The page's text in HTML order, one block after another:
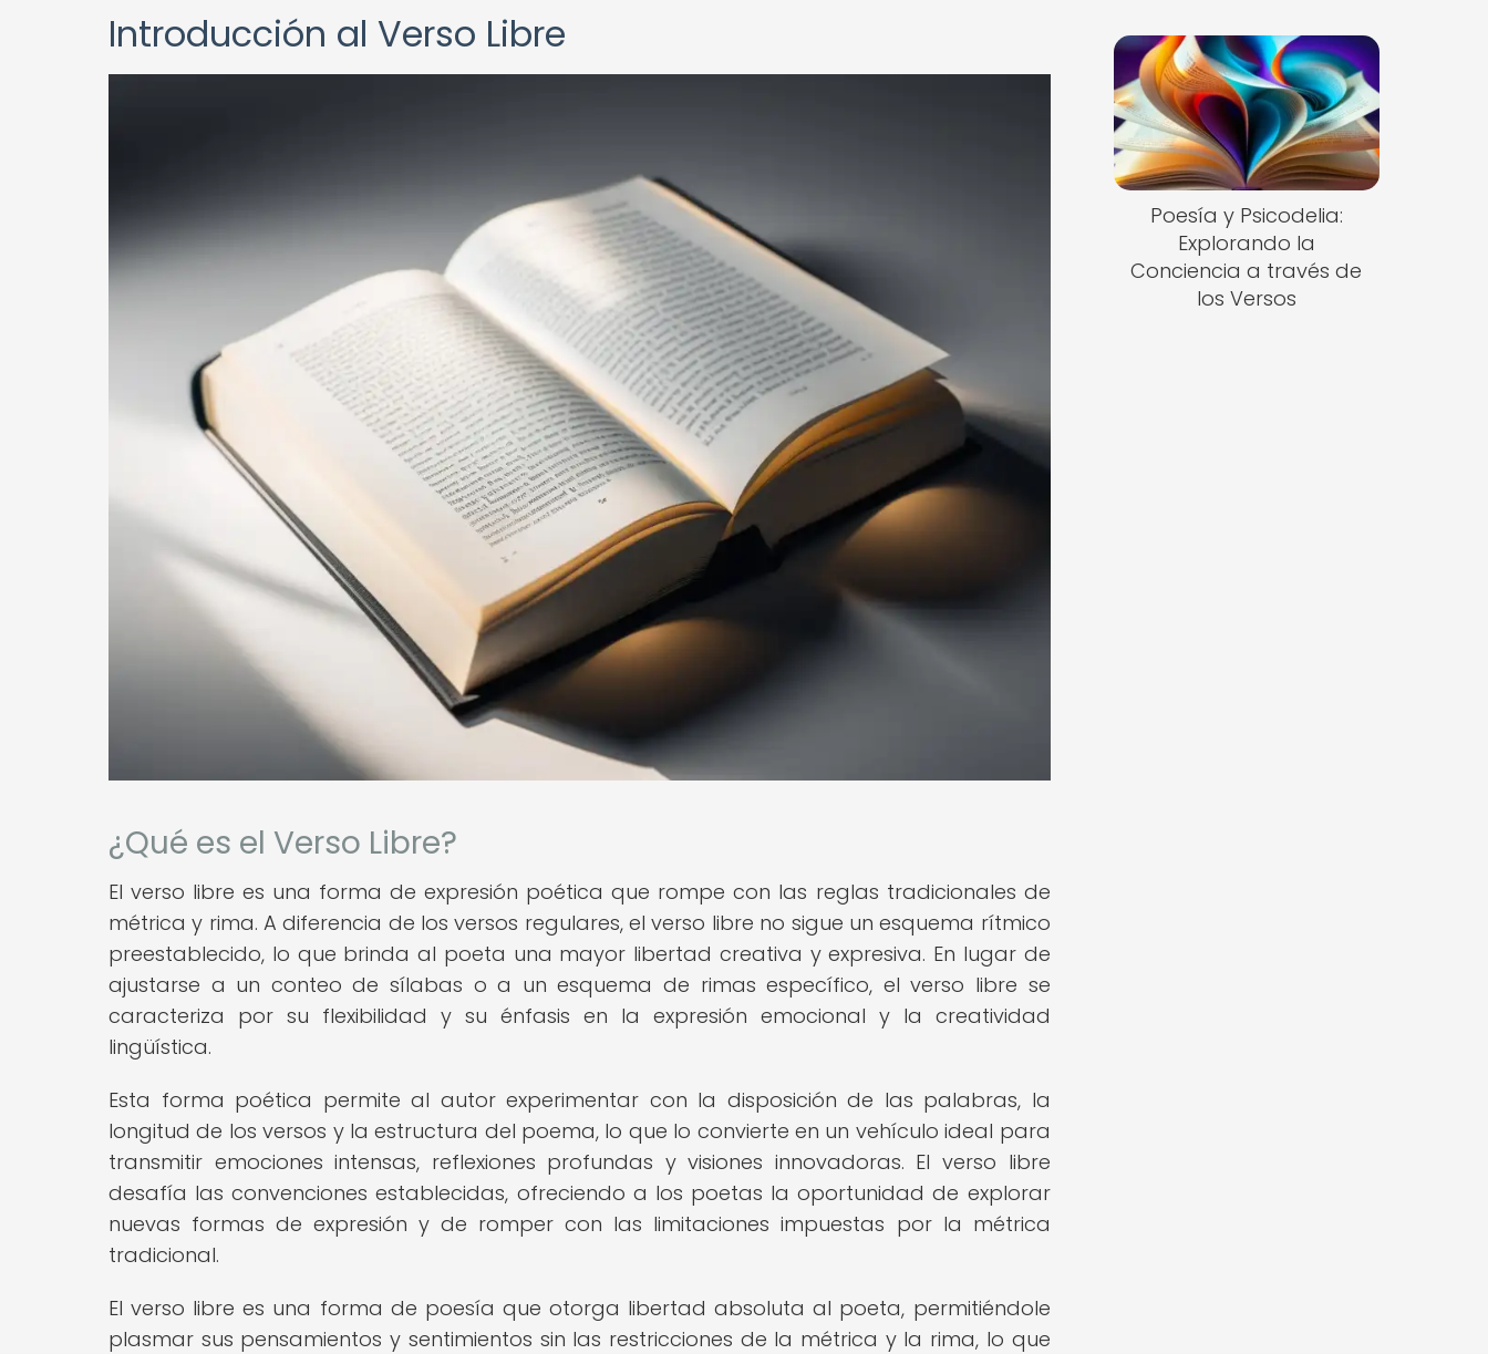
Introducción al Verso Libre
¿Qué es el Verso Libre?
El verso libre es una forma de expresión poética que rompe con las reglas tradicionales de
métrica y rima. A diferencia de los versos regulares, el verso libre no sigue un esquema rítmico
preestablecido, lo que brinda al poeta una mayor libertad creativa y expresiva. En lugar de
ajustarse a un conteo de sílabas o a un esquema de rimas específico, el verso libre se
caracteriza por su flexibilidad y su énfasis en la expresión emocional y la creatividad
lingüística.
Esta forma poética permite al autor experimentar con la disposición de las palabras, la
longitud de los versos y la estructura del poema, lo que lo convierte en un vehículo ideal para
transmitir emociones intensas, reflexiones profundas y visiones innovadoras. El verso libre
desafía las convenciones establecidas, ofreciendo a los poetas la oportunidad de explorar
nuevas formas de expresión y de romper con las limitaciones impuestas por la métrica
tradicional.
El verso libre es una forma de poesía que otorga libertad absoluta al poeta, permitiéndole
plasmar sus pensamientos y sentimientos sin las restricciones de la métrica y la rima, lo que
Poesía y Psicodelia:
Explorando la
Conciencia a través de
los Versos